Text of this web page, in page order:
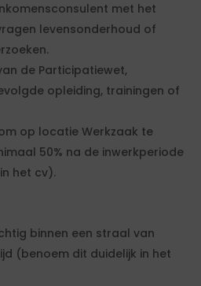
met het
levensonderhoud of
de Participatiewet,
opleiding, trainingen of
op locatie Werkzaak te
50% na de inwerkperiode
het cv).
binnen een straal van
(benoem dit duidelijk in het